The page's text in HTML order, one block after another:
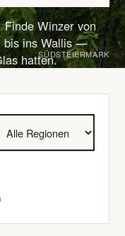
Finde Winzer von
bis ins Wallis —
hatten.SÜDSTEIERMARK